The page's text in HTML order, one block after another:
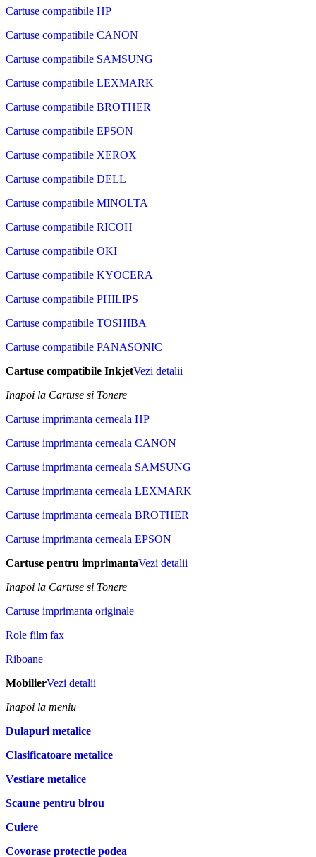
Cartuse compatibile HP
Cartuse compatibile CANON
Cartuse compatibile SAMSUNG
Cartuse compatibile LEXMARK
Cartuse compatibile BROTHER
Cartuse compatibile EPSON
Cartuse compatibile XEROX
Cartuse compatibile DELL
Cartuse compatibile MINOLTA
Cartuse compatibile RICOH
Cartuse compatibile OKI
Cartuse compatibile KYOCERA
Cartuse compatibile PHILIPS
Cartuse compatibile TOSHIBA
Cartuse compatibile PANASONIC
Cartuse compatibile InkjetVezi detalii
Inapoi la Cartuse si Tonere
Cartuse imprimanta cerneala HP
Cartuse imprimanta cerneala CANON
Cartuse imprimanta cerneala SAMSUNG
Cartuse imprimanta cerneala LEXMARK
Cartuse imprimanta cerneala BROTHER
Cartuse imprimanta cerneala EPSON
Cartuse pentru imprimantaVezi detalii
Inapoi la Cartuse si Tonere
Cartuse imprimanta originale
Role film fax
Riboane
MobilierVezi detalii
Inapoi la meniu
Dulapuri metalice
Clasificatoare metalice
Vestiare metalice
Scaune pentru birou
Cuiere
Covorase protectie podea